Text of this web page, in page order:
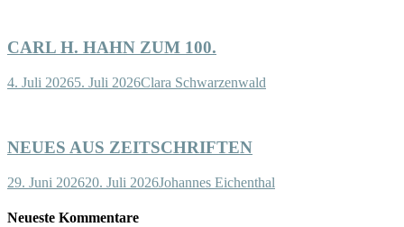
CARL H. HAHN ZUM 100.
4. Juli 20265. Juli 2026Clara Schwarzenwald
NEUES AUS ZEITSCHRIFTEN
29. Juni 202620. Juli 2026Johannes Eichenthal
Neueste Kommentare